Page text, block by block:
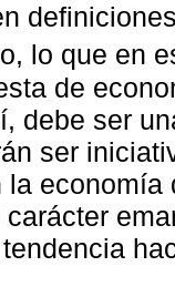
lo que en
de
debe ser
ser
economía